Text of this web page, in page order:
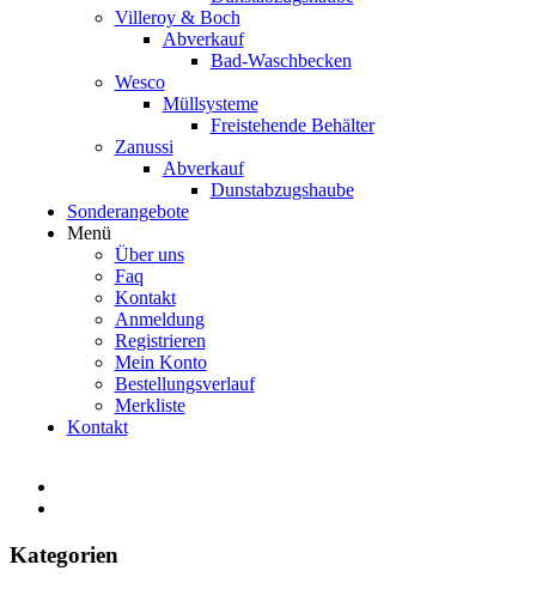
Villeroy & Boch
Abverkauf
Bad-Waschbecken
Wesco
Müllsysteme
Freistehende Behälter
Zanussi
Abverkauf
Dunstabzugshaube
Sonderangebote
Menü
Über uns
Faq
Kontakt
Anmeldung
Registrieren
Mein Konto
Bestellungsverlauf
Merkliste
Kontakt
Kategorien